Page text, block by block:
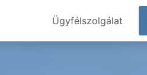
Ügyfélszolgálat